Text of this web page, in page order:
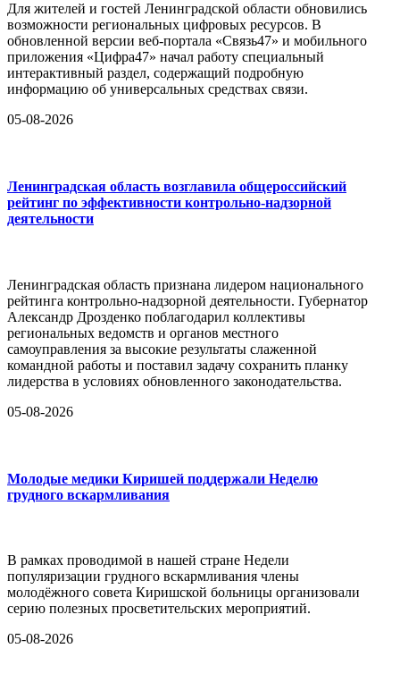
Для жителей и гостей Ленинградской области обновились
возможности региональных цифровых ресурсов. В
обновленной версии веб-портала «Связь47» и мобильного
приложения «Цифра47» начал работу специальный
интерактивный раздел, содержащий подробную
информацию об универсальных средствах связи.
05-08-2026
Ленинградская область возглавила общероссийский
рейтинг по эффективности контрольно-надзорной
деятельности
Ленинградская область признана лидером национального
рейтинга контрольно-надзорной деятельности. Губернатор
Александр Дрозденко поблагодарил коллективы
региональных ведомств и органов местного
самоуправления за высокие результаты слаженной
командной работы и поставил задачу сохранить планку
лидерства в условиях обновленного законодательства.
05-08-2026
Молодые медики Киришей поддержали Неделю
грудного вскармливания
В рамках проводимой в нашей стране Недели
популяризации грудного вскармливания члены
молодёжного совета Киришской больницы организовали
серию полезных просветительских мероприятий.
05-08-2026